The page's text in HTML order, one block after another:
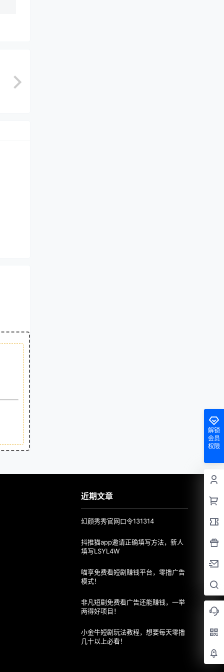
解锁
会员
权限
近期文章
幻颜秀秀官网口令131314
抖推猫app邀请正确填写方法，新人
填写LSYL4W
喵享免费看短剧赚钱平台，零撸广告
模式！
非凡短剧免费看广告还能赚钱，一举
两得好项目！
小金牛短剧玩法教程，想要每天零撸
几十以上必看！